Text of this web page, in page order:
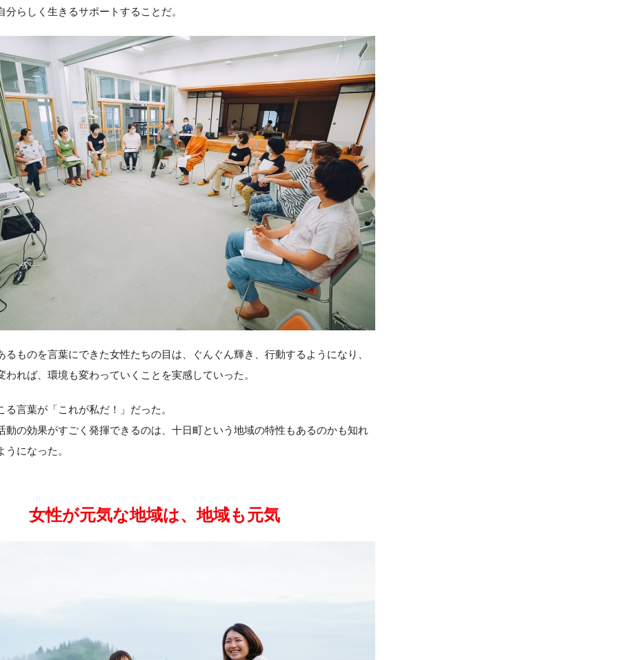
分らしく生きるサポートすることだ。
るものを言葉にできた女性たちの目は、ぐんぐん輝き、行動するようになり、
われば、環境も変わっていくことを実感していった。
る言葉が「これが私だ！」だった。
動の効果がすごく発揮できるのは、十日町という地域の特性もあるのかも知れ
になった。
女性が元気な地域は、地域も元気